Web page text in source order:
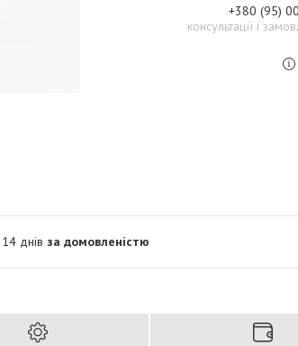
+380 (95)
консультації і
днів за домовленістю